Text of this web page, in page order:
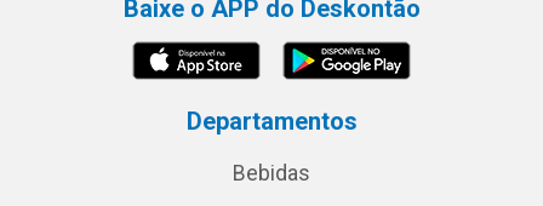
Baixe o APP do Deskontão
Departamentos
Bebidas